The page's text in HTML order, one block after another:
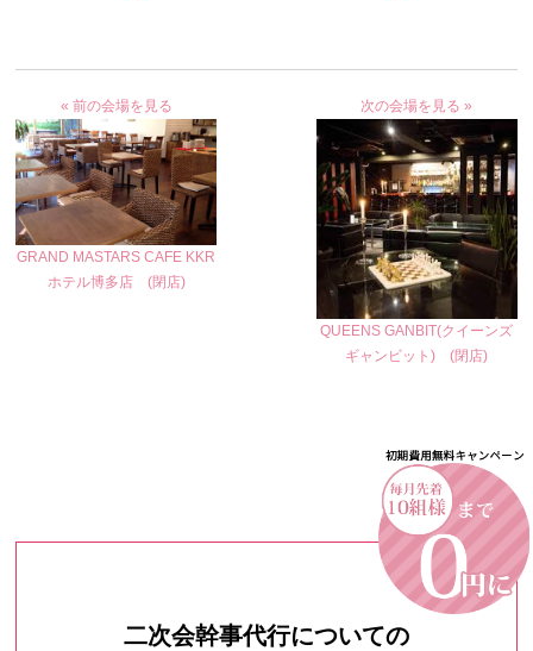
« 前の会場を見る
GRAND MASTARS CAFE KKR
ホテル博多店 (閉店)
次の会場を見る »
QUEENS GANBIT(クイーンズ
ギャンビット) (閉店)
二次会幹事代行についての